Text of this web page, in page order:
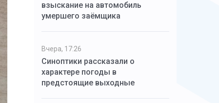
взыскание на автомобиль
умершего заёмщика
Вчера, 17:26
Синоптики рассказали о
характере погоды в
предстоящие выходные